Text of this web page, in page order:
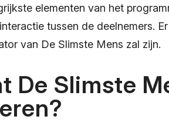
elementen van het
tussen de deelnemers.
van De Slimste Mens zal zijn.
De Slimste